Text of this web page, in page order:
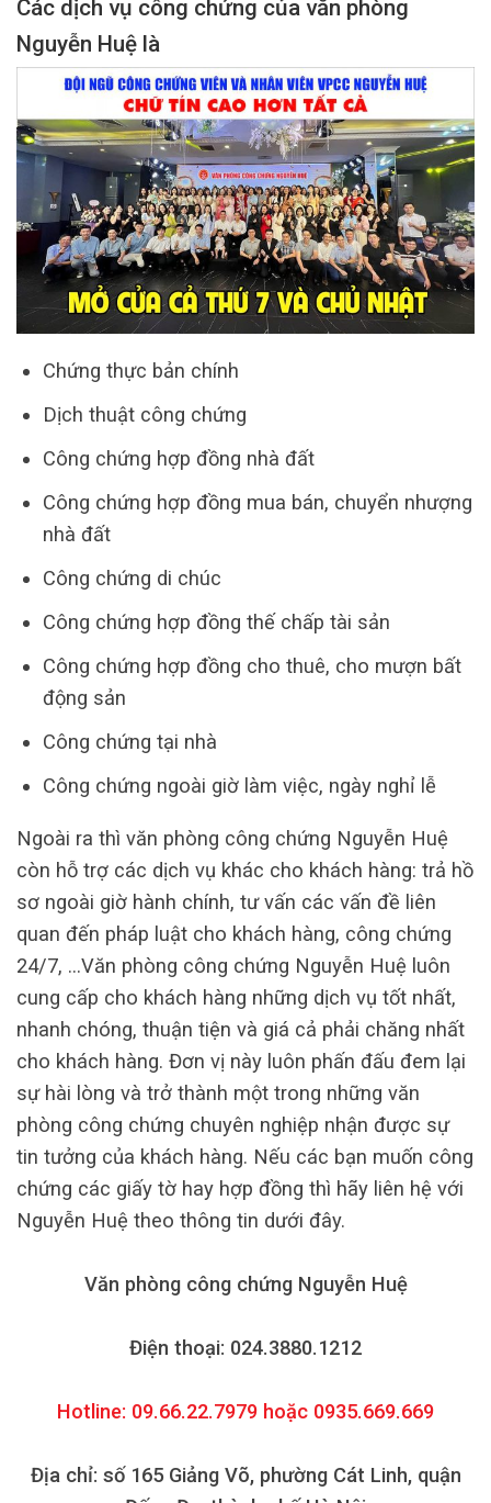
Các dịch vụ công chứng của văn phòng
Nguyễn Huệ là
Chứng thực bản chính
Dịch thuật công chứng
Công chứng hợp đồng nhà đất
Công chứng hợp đồng mua bán, chuyển nhượng
nhà đất
Công chứng di chúc
Công chứng hợp đồng thế chấp tài sản
Công chứng hợp đồng cho thuê, cho mượn bất
động sản
Công chứng tại nhà
Công chứng ngoài giờ làm việc, ngày nghỉ lễ
Ngoài ra thì văn phòng công chứng Nguyễn Huệ
còn hỗ trợ các dịch vụ khác cho khách hàng: trả hồ
sơ ngoài giờ hành chính, tư vấn các vấn đề liên
quan đến pháp luật cho khách hàng, công chứng
24/7, …Văn phòng công chứng Nguyễn Huệ luôn
cung cấp cho khách hàng những dịch vụ tốt nhất,
nhanh chóng, thuận tiện và giá cả phải chăng nhất
cho khách hàng. Đơn vị này luôn phấn đấu đem lại
sự hài lòng và trở thành một trong những văn
phòng công chứng chuyên nghiệp nhận được sự
tin tưởng của khách hàng. Nếu các bạn muốn công
chứng các giấy tờ hay hợp đồng thì hãy liên hệ với
Nguyễn Huệ theo thông tin dưới đây.
Văn phòng công chứng Nguyễn Huệ
Điện thoại: 024.3880.1212
Hotline: 09.66.22.7979 hoặc 0935.669.669
Địa chỉ: số 165 Giảng Võ, phường Cát Linh, quận